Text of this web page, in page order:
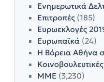
Ενημερωτικά
Επιτροπές (185)
Ευρωεκλογές
Ευρωπαϊκά (24)
Η Βόρεια Αθήνα
ΜΜΕ (3,230)